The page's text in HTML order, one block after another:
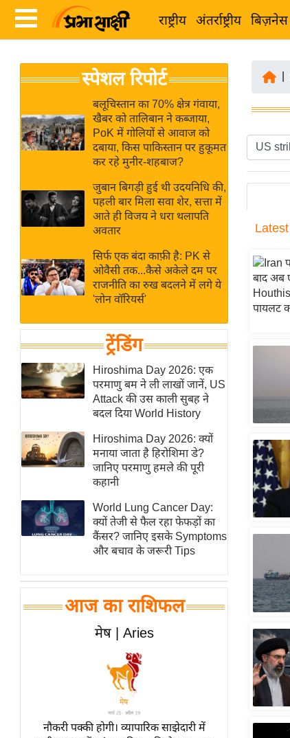
राष्ट्रीय अंतर्राष्ट्रीय बिज़नेस
News
Hindi
Hindi
Live
News in
Hindi
News
Hindi
Videos
ब
र
अंतर्राष्ट्रीय
बिज़नेस
उद्योग
विशेषज्ञ
राय
खेल
क्रिकेट
IPL
2026
ई-पेपर
मिसाल बेमिसाल
शख्सियत
यंग इंडिया
साहित्य जगत
ऑटो वर्ल्ड
मनोरंजन जगत
बॉलीवुड
हॉलीवुड
Breaking
लाइफस्टाइल
टेक्नॉलॉजी
स्पेशल रिपोर्ट
बलूचिस्तान का 70% क्षेत्र गंवाया,
खैबर को तालिबान ने कब्जाया,
PoK में गोलियों से आवाज को
दबाया, किस पाकिस्तान पर हुकूमत
कर रहे मुनीर-शहबाज?
जुबान बिगड़ी हुई थी उदयनिधि की,
पहली बार मिला सवा शेर, सत्ता में
आते ही विजय ने धरा थलापति
अवतार
सिर्फ एक बंदा काफ़ी है: PK से
ओवैसी तक...कैसे अकेले दम पर
राजनीति का रुख बदलने में लगे ये
'लोन वॉरियर्स'
ट्रेंडिंग
Hiroshima Day 2026: एक
परमाणु बम ने ली लाखों जानें, US
Attack की उस काली सुबह ने
बदल दिया World History
Hiroshima Day 2026: क्यों
मनाया जाता है हिरोशिमा डे?
जानिए परमाणु हमले की पूरी
कहानी
World Lung Cancer Day:
क्यों तेजी से फैल रहा फेफड़ों का
कैंसर? जानिए इसके Symptoms
और बचाव के जरूरी Tips
आज का राशिफल
मेष | Aries
नौकरी पक्की होगी। व्यापारिक साझेदारी में
Latest